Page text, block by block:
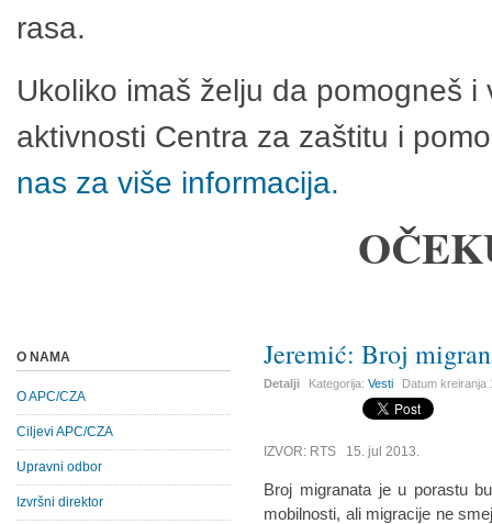
rasa.
Ukoliko imaš želju da pomogneš
aktivnosti Centra za zaštitu i
nas za više informacija.
Jeremić: Broj
Detalji Kategorija:Vesti Datum kreiranja
IZVOR: RTS 15. jul 2013.
Broj migranata je u porastu
mobilnosti, ali migracije ne
O NAMA
O APC/CZA
Ciljevi APC/CZA
Upravni odbor
Izvršni direktor